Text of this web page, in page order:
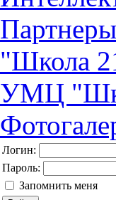
"Школа
УМЦ
Логин:
Пароль:
Запомнить меня